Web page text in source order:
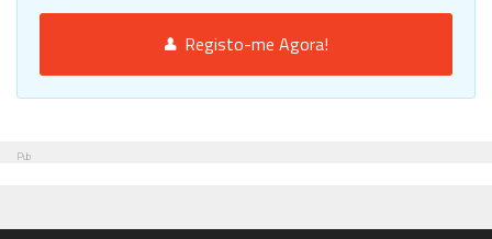
Registo-me Agora!
Pub